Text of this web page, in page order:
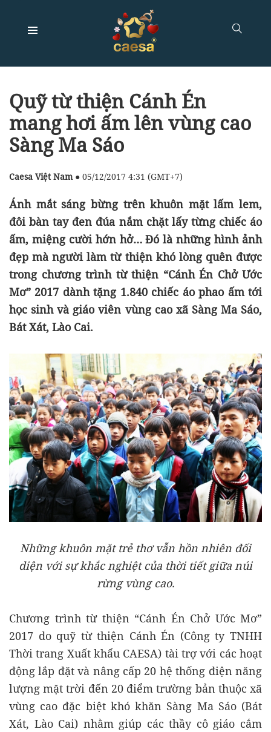
Quỹ từ thiện Cánh Én
mang hơi ấm lên vùng cao
Sàng Ma Sáo
Caesa Việt Nam ● 05/12/2017 4:31 (GMT+7)
Ánh mắt sáng bừng trên khuôn mặt lấm lem,
đôi bàn tay đen đúa nắm chặt lấy từng chiếc áo
ấm, miệng cười hớn hở… Đó là những hình ảnh
đẹp mà người làm từ thiện khó lòng quên được
trong chương trình từ thiện “Cánh Én Chở Ước
Mơ” 2017 dành tặng 1.840 chiếc áo phao ấm tới
học sinh và giáo viên vùng cao xã Sàng Ma Sáo,
Bát Xát, Lào Cai.
Những khuôn mặt trẻ thơ vẫn hồn nhiên đối
diện với sự khắc nghiệt của thời tiết giữa núi
rừng vùng cao.
Chương trình từ thiện “Cánh Én Chở Ước Mơ”
2017 do quỹ từ thiện Cánh Én (Công ty TNHH
Thời trang Xuất khẩu CAESA) tài trợ với các hoạt
động lắp đặt và nâng cấp 20 hệ thống điện năng
lượng mặt trời đến 20 điểm trường bản thuộc xã
vùng cao đặc biệt khó khăn Sàng Ma Sáo (Bát
Xát, Lào Cai) nhằm giúp các thầy cô giáo cắm